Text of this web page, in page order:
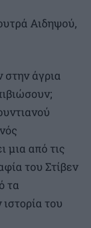
Αιδηψού,
άγρια
μια από τις
του Στίβεν
τα
του